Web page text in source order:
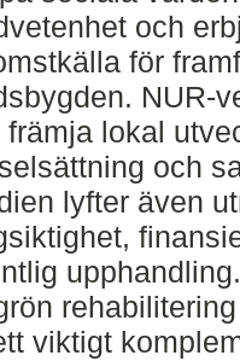
och
för
NUR-
främja lokal
och
lyfter även
viktigt